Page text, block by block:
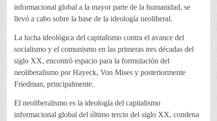
informacional global a la mayor parte de la humanidad, se
llevó a cabo sobre la base de la ideología neoliberal.
La lucha ideológica del capitalismo contra el avance del
socialismo y el comunismo en las primeras tres décadas del
siglo XX, encontró espacio para la formulación del
neoliberalismo por Hayeck, Von Mises y posteriormente
Friedman, principalmente.
El neoliberalismo es la ideología del capitalismo
informacional global del último tercio del siglo XX, condena